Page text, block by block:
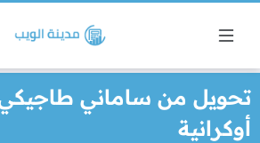
تحويل من ساماني طاجيكي
أوكرانية